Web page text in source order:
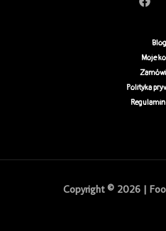
Blog
Moje
Polityka
Copyright © 2026 |